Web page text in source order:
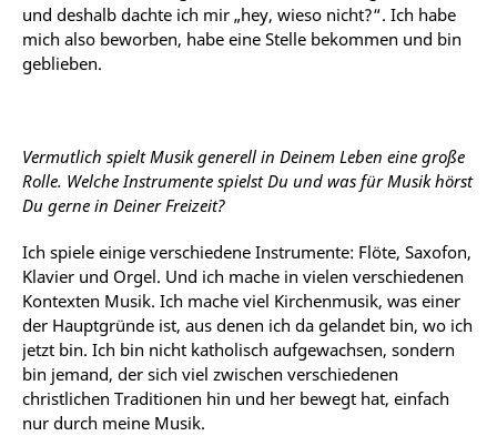
und deshalb dachte ich mir „hey, wieso nicht?“. Ich habe
mich also beworben, habe eine Stelle bekommen und bin
geblieben.
Vermutlich spielt Musik generell in Deinem Leben eine große
Rolle. Welche Instrumente spielst Du und was für Musik hörst
Du gerne in Deiner Freizeit?
Ich spiele einige verschiedene Instrumente: Flöte, Saxofon,
Klavier und Orgel. Und ich mache in vielen verschiedenen
Kontexten Musik. Ich mache viel Kirchenmusik, was einer
der Hauptgründe ist, aus denen ich da gelandet bin, wo ich
jetzt bin. Ich bin nicht katholisch aufgewachsen, sondern
bin jemand, der sich viel zwischen verschiedenen
christlichen Traditionen hin und her bewegt hat, einfach
nur durch meine Musik.